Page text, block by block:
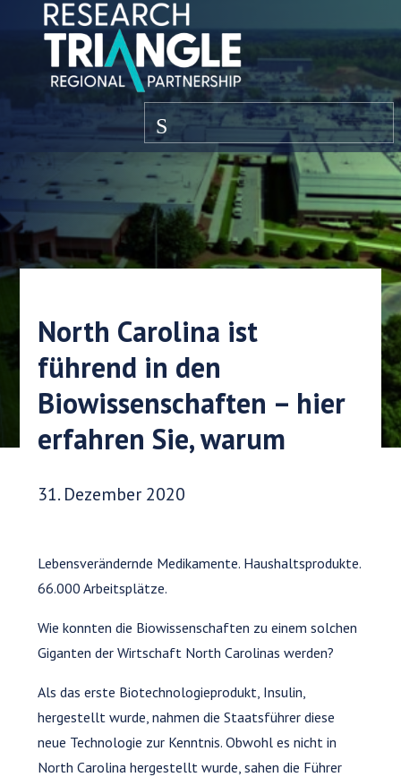
Zum Inhalt springen
Speisekarte
North Carolina ist
führend in den
Biowissenschaften – hier
erfahren Sie, warum
Veröffentlichungsdatum:
31. Dezember 2020
Lebensverändernde Medikamente. Haushaltsprodukte.
66.000 Arbeitsplätze.
Wie konnten die Biowissenschaften zu einem solchen
Giganten der Wirtschaft North Carolinas werden?
Als das erste Biotechnologieprodukt, Insulin,
hergestellt wurde, nahmen die Staatsführer diese
neue Technologie zur Kenntnis. Obwohl es nicht in
North Carolina hergestellt wurde, sahen die Führer